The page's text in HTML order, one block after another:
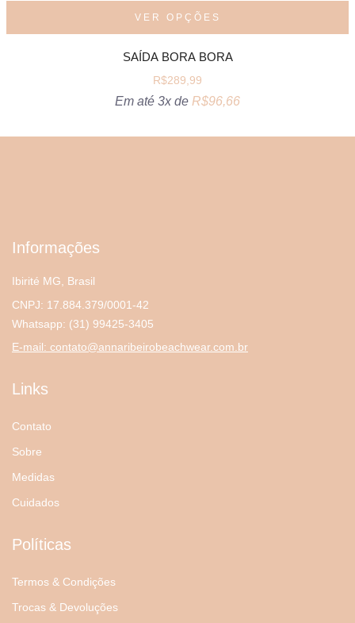
VER OPÇÕES
SAÍDA BORA BORA
R$289,99
Em até 3x de R$96,66
Informações
Ibirité MG, Brasil
CNPJ: 17.884.379/0001-42
Whatsapp: (31) 99425-3405
E-mail: contato@annaribeirobeachwear.com.br
Links
Contato
Sobre
Medidas
Cuidados
Políticas
Termos & Condições
Trocas & Devoluções